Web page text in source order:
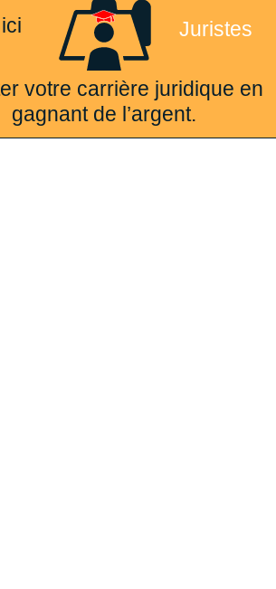
Juristes
votre carrière juridique en
gagnant de l’argent.